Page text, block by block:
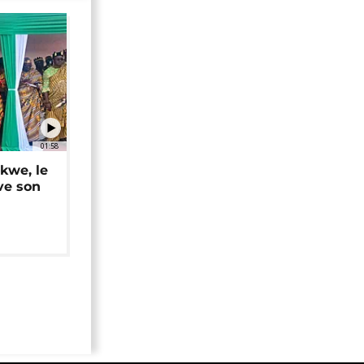
01:58
le
son